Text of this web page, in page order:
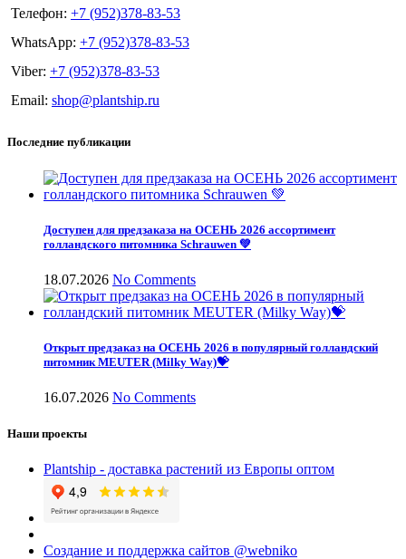
Телефон: +7 (952)378-83-53
WhatsApp: +7 (952)378-83-53
Viber: +7 (952)378-83-53
Email: shop@plantship.ru
Последние публикации
Доступен для предзаказа на ОСЕНЬ 2026 ассортимент
голландского питомника Schrauwen 💚
18.07.2026 No Comments
Открыт предзаказ на ОСЕНЬ 2026 в популярный голландский
питомник MEUTER (Milky Way)💝
16.07.2026 No Comments
Наши проекты
Plantship - доставка растений из Европы оптом
Создание и поддержка сайтов @webniko